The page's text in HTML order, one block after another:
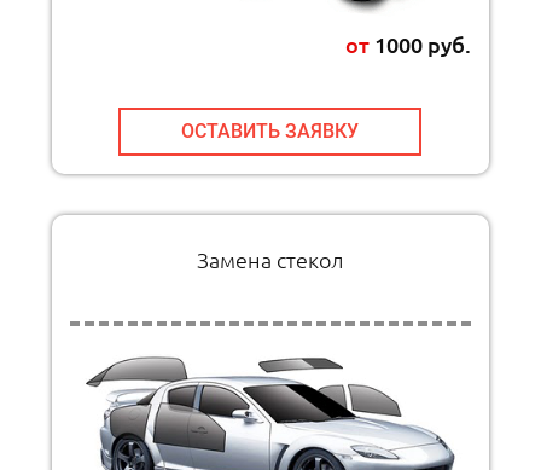
от1000 руб.
ОСТАВИТЬ ЗАЯВКУ
Замена стекол